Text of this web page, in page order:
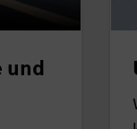
und